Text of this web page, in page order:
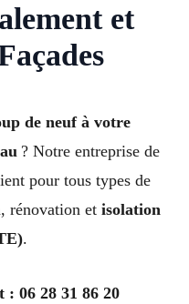
et
de neuf à votre
? Notre entreprise de
pour tous types de
rénovation et isolation
.
: 06 28 31 86 20